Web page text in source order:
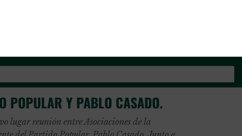
de la Guardia Civil
POPULAR Y PABLO CASADO.
lugar reunión entre Asociaciones de la